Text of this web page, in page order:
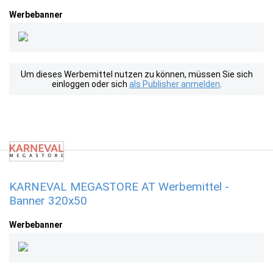
Werbebanner
Um dieses Werbemittel nutzen zu können, müssen Sie sich
einloggen oder sich als Publisher anmelden
KARNEVAL MEGASTORE AT Werbemittel -
Banner 320x50
Werbebanner